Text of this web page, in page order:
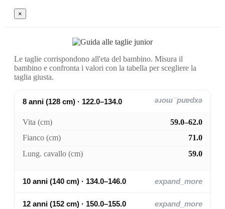
×
Le taglie corrispondono all'eta del bambino. Misura il
bambino e confronta i valori con la tabella per scegliere la
taglia giusta.
8 anni (128 cm) · 122.0–134.0 expand_more
Vita (cm)
59.0–62.0
Fianco (cm)
71.0
Lung. cavallo (cm)
59.0
10 anni (140 cm) · 134.0–146.0 expand_more
12 anni (152 cm) · 150.0–155.0 expand_more